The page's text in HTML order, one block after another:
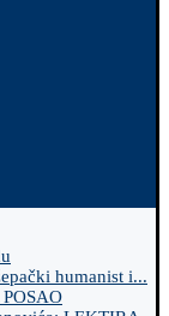
humanist i...